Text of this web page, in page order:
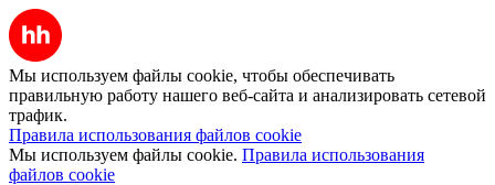
Мы используем файлы cookie, чтобы обеспечивать
правильную работу нашего веб-сайта и анализировать сетевой
трафик.
Правила использования файлов cookie
Мы используем файлы cookie. Правила использования
файлов cookie